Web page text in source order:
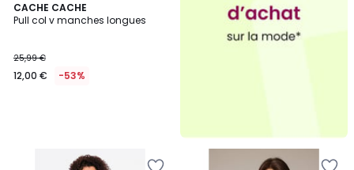
CACHE CACHE
Pull col v manches longues
25,99 €
12,00 € -53%